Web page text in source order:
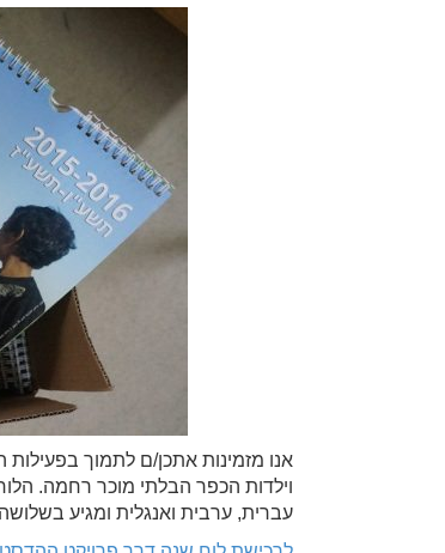
אנו מזמינות אתכן/ם לתמוך
וילדות הכפר הבלתי מוכר רחמה.
עברית, ערבית ואנגלית ומגיע